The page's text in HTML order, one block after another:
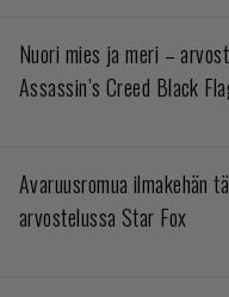
Nuori mies ja meri –
Assassin’s Creed Black
Avaruusromua ilmakehän
arvostelussa Star Fox